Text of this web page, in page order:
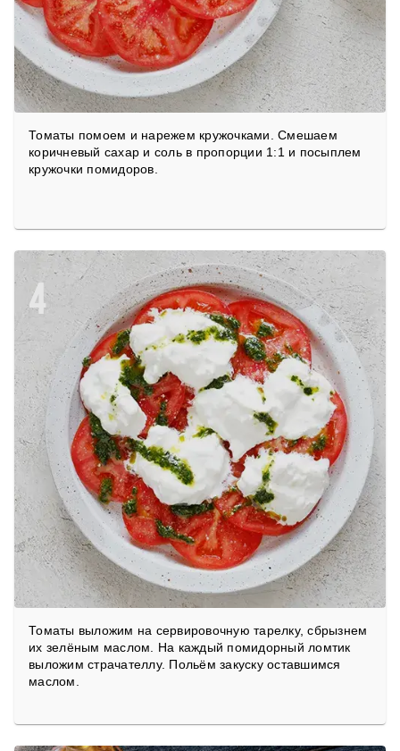
Томаты помоем и нарежем кружочками. Смешаем
коричневый сахар и соль в пропорции 1:1 и посыплем
кружочки помидоров.
4
Томаты выложим на сервировочную тарелку, сбрызнем
их зелёным маслом. На каждый помидорный ломтик
выложим страчателлу. Польём закуску оставшимся
маслом.